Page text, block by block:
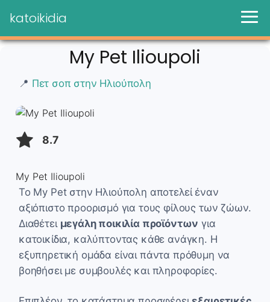
katoikidia
My Pet Ilioupoli
📍 Πετ σοπ στην Ηλιούπολη
8.7
My Pet Ilioupoli
Το My Pet στην Ηλιούπολη αποτελεί έναν
αξιόπιστο προορισμό για τους φίλους των ζώων.
Διαθέτει μεγάλη ποικιλία προϊόντων για
κατοικίδια, καλύπτοντας κάθε ανάγκη. Η
εξυπηρετική ομάδα είναι πάντα πρόθυμη να
βοηθήσει με συμβουλές και πληροφορίες.